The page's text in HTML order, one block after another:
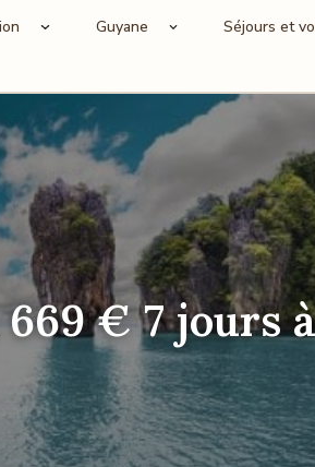
Guyane Séjours et
€ 7 jours